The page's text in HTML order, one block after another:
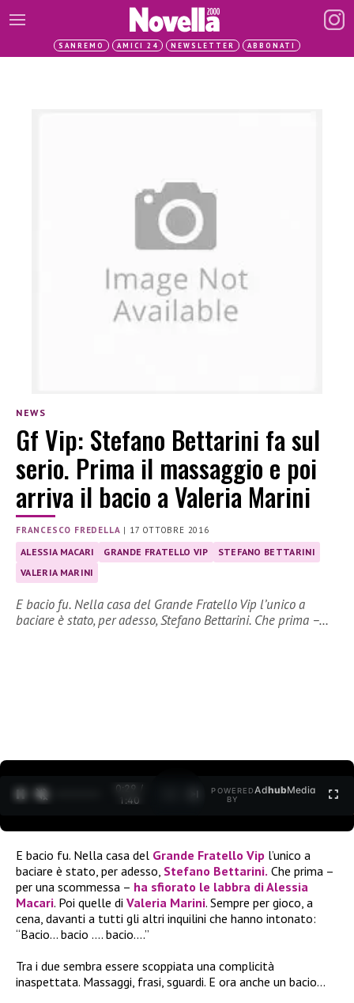
SANREMO AMICI 24 NEWSLETTER ABBONATI
NEWS
Gf Vip: Stefano Bettarini fa sul
serio. Prima il massaggio e poi
arriva il bacio a Valeria Marini
FRANCESCO FREDELLA | 17 OTTOBRE 2016
ALESSIA MACARI GRANDE FRATELLO VIP
STEFANO BETTARINI
VALERIA MARINI
E bacio fu. Nella casa del Grande Fratello Vip l’unico a
baciare è stato, per adesso, Stefano Bettarini. Che prima –…
0:30 /
1:40
POWERED
BY
AdhubMedia
E bacio fu. Nella casa del Grande Fratello Vip l’unico a
baciare è stato, per adesso, Stefano Bettarini. Che prima –
per una scommessa – ha sfiorato le labbra di Alessia
Macari. Poi quelle di Valeria Marini. Sempre per gioco, a
cena, davanti a tutti gli altri inquilini che hanno intonato:
“Bacio… bacio …. bacio….”
Tra i due sembra essere scoppiata una complicità
inaspettata. Massaggi, frasi, sguardi. E ora anche un bacio…